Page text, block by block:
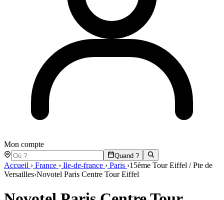
Mon compte
Quand ?
Accueil › France › Ile-de-france › Paris ›15ème Tour Eiffel / Pte de
Versailles›Novotel Paris Centre Tour Eiffel